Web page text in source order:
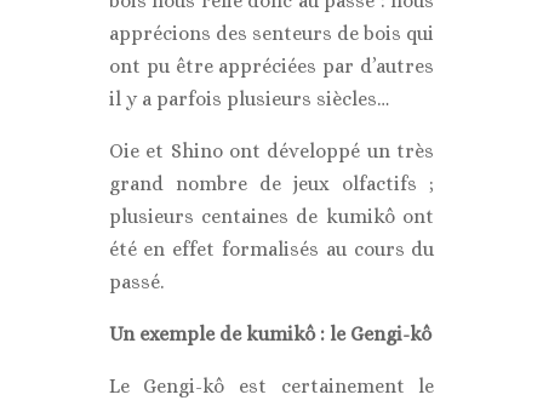
apprécions des senteurs de bois qui
ont pu être appréciées par d’autres
il y a parfois plusieurs siècles…
Oie et Shino ont développé un très
grand nombre de jeux olfactifs ;
plusieurs centaines de kumikô ont
été en effet formalisés au cours du
passé.
Un exemple de kumikô : le Gengi-kô
Le Gengi-kô est certainement le